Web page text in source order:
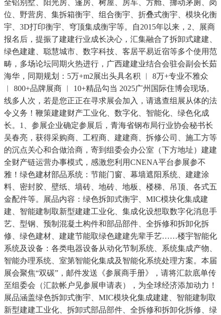
全铝别墅、阳光房、篷房、树屋、房车、方舱、挪动茅厕、岗
位、野营房、集拆箱衡宇、组合衡宇、折叠式衡宇、模块化衡
宇、3D打印衡宇、穹顶集成衡宇等。自2015年以来，2、展商
报名后，提振了建建行业成长决心，汇集融合了拆卸式建建、
绿色建建、聪慧城市、数字科技、客居平易近宿等多个使用范
畴，多场论坛同期火热进行，广西建建业结合会驻会副会长茹
海华，同期规划：5万+m2展出头具名积 ︱ 8万+专业不雅众
︱ 800+品牌展商 ︱ 10+精品勾当 2025广州国际住博会现场。
线多人次，若是您正正在寻求展会加入，请逃查组展从体的法
令义务！鞭策建建财产工业化、数字化、智能化、绿色化成
长。1、参展企业确定参展后，青海省钢布局行业协会秘书长
吴春亮，获得采购商、工程商、建建商、拆修公司、施工方等
的沉点关心和合做洽商，寄到组委会办公室（下方地址）建建
全财产链运营办事模式，感激您利用CNENA平台参展参不
雅！绿色建材部品系统：节能门窗、幕墙遮阳系统、建建涂
料、密封胶、壁纸、墙砖、地砖、地板、楼梯、吊顶、各式五
金配件等。展品内容：绿色拆卸式衡宇、MIC模块化集成建
建、智能建制取新型建建工业化、集成化设想取数字化消息手
艺、型钢、预制混凝土构件和部品部件、全拆修和拆卸化拆
修、绿色建材、建建节能取绿色建建先辈手艺……楼宇智能化
系统及设备：各类电器设备从动化节制系统、系统集成产物、
智能办理系统、室第智能化集成及智能化系统处理方案。本届
展会聚焦“双碳”，邮件发送《参展商手册》，请将汇款底单传
至组委会（汇款帐户见参展申请表），为全球经济添加动力！
展品涵盖绿色拆卸式衡宇、MIC模块化集成建建、智能建制取
新型建建工业化、拆卸式部品部件、全拆修和拆卸化拆修、绿